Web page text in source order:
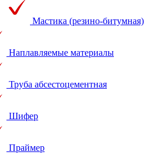
Мастика (резино-битумная)
Наплавляемые материалы
Труба абсестоцементная
Шифер
Праймер